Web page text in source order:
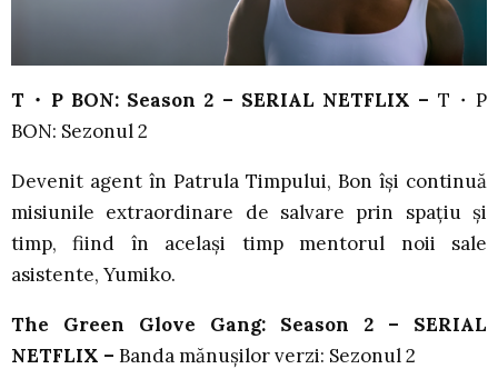
T ・P BON: Season 2 – SERIAL NETFLIX – T・P
BON: Sezonul 2
Devenit agent în Patrula Timpului, Bon își continuă
misiunile extraordinare de salvare prin spațiu și
timp, fiind în același timp mentorul noii sale
asistente, Yumiko.
The Green Glove Gang: Season 2 – SERIAL
NETFLIX – Banda mănușilor verzi: Sezonul 2